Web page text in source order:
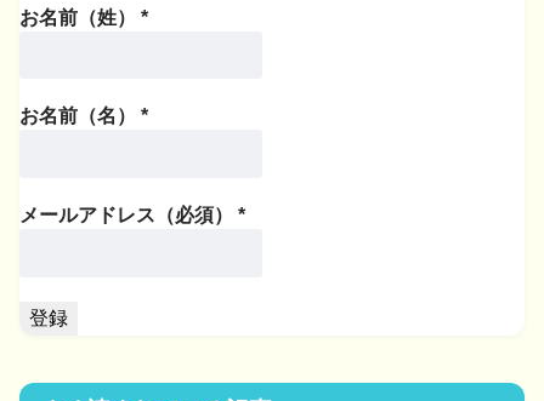
お名前（姓） *
お名前（名） *
メールアドレス（必須） *